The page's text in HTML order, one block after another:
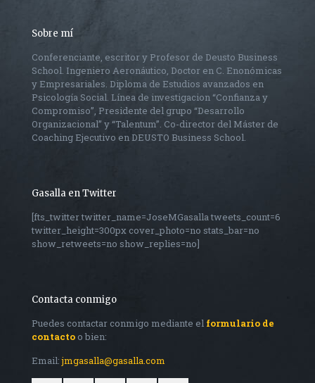
Sobre mí
Conferenciante, escritor y Profesor de Deusto Business
School. Ingeniero Aeronáutico, Doctor en C. Enonómicas
y Empresariales. Diploma de Estudios avanzados en
Psicología Social. Línea de investigacion “Confianza y
Compromiso”, Presidente del grupo “Desarrollo
Organizacional” y “Talentum”. Co-director del Máster de
Coaching Ejecutivo en DEUSTO Business School.
Gasalla en Twitter
[fts_twitter twitter_name=JoseMGasalla tweets_count=6
twitter_height=300px cover_photo=no stats_bar=no
show_retweets=no show_replies=no]
Contacta conmigo
Puedes contactar conmigo mediante el formulario de
contacto o bien:
Email:jmgasalla@gasalla.com